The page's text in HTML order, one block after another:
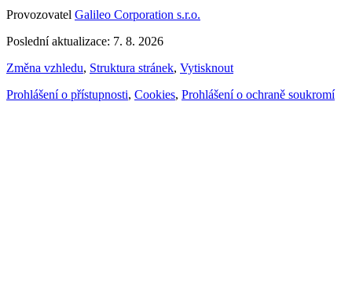
Provozovatel Galileo Corporation s.r.o.
Poslední aktualizace: 7. 8. 2026
Změna vzhledu, Struktura stránek, Vytisknout
Prohlášení o přístupnosti, Cookies, Prohlášení o ochraně soukromí